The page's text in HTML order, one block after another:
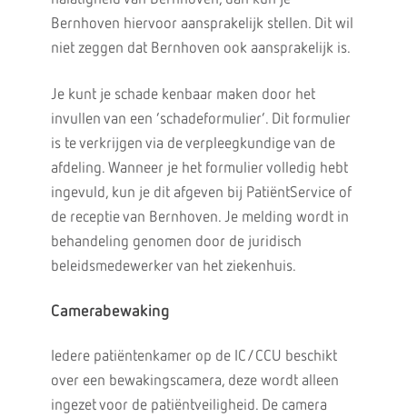
Bernhoven hiervoor aansprakelijk stellen. Dit wil
niet zeggen dat Bernhoven ook aansprakelijk is.
Je kunt je schade kenbaar maken door het
invullen van een ‘schadeformulier’. Dit formulier
is te verkrijgen via de verpleegkundige van de
afdeling. Wanneer je het formulier volledig hebt
ingevuld, kun je dit afgeven bij PatiëntService of
de receptie van Bernhoven. Je melding wordt in
behandeling genomen door de juridisch
beleidsmedewerker van het ziekenhuis.
Camerabewaking
Iedere patiëntenkamer op de IC/CCU beschikt
over een bewakingscamera, deze wordt alleen
ingezet voor de patiëntveiligheid. De camera